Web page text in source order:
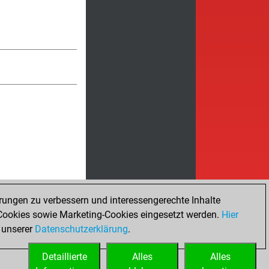
zu verbessern und interessengerechte Inhalte
sowie Marketing-Cookies eingesetzt werden. Hier
Datenschutzerklärung.
Alles
Alles
Detaillierte